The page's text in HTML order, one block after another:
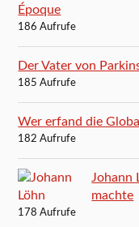
Époque
186 Aufrufe
Der Vater von
185 Aufrufe
Wer erfand die
182 Aufrufe
Johann
machte
178 Aufrufe